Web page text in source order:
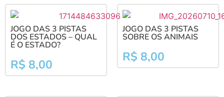
JOGO DAS 3 PISTAS
DOS ESTADOS – QUAL
É O ESTADO?
R$ 8,00
JOGO DAS 3 PISTAS
SOBRE OS ANIMAIS
R$ 8,00